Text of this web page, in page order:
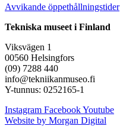
Avvikande öppethållningstider
Tekniska museet i Finland
Viksvägen 1
00560 Helsingfors
(09) 7288 440
info@tekniikanmuseo.fi
Y-tunnus: 0252165-1
Instagram FacebookYoutube
Website by Morgan Digital